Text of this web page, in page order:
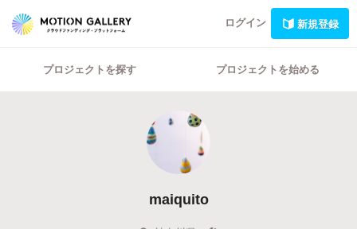
ログイン 新規登録
プロジェクトを探す プロジェクトを始める
maiquito